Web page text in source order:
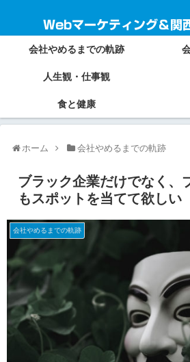
Webマーケティング＆関
会社やめるまでの軌跡
人生観・仕事観
食と健康
ホーム 会社やめるまでの軌跡
ブラック企業だけでなく、
もスポットを当てて欲しい
会社やめるまでの軌跡